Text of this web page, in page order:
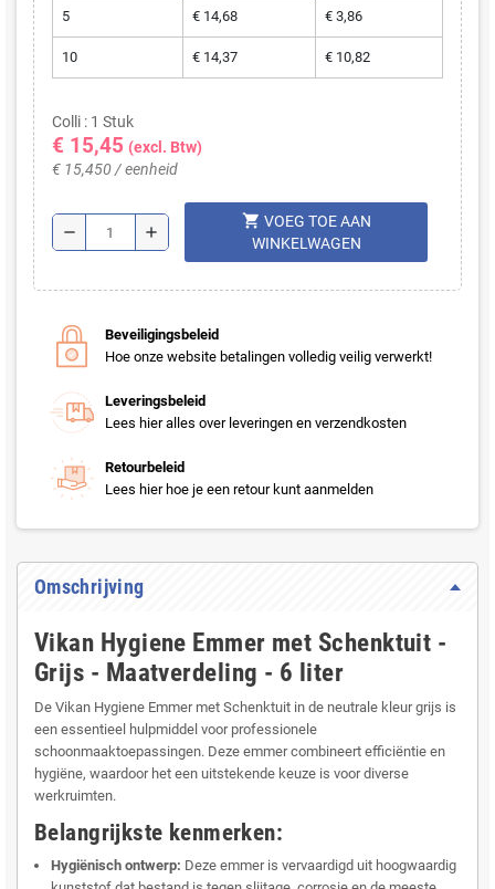
5 € 14,68 € 3,86
10 € 14,37 € 10,82
Colli : 1 Stuk
€ 15,45 (excl. Btw)
€ 15,450 / eenheid
remove add
shopping_cart VOEG TOE AAN
WINKELWAGEN
Beveiligingsbeleid
Hoe onze website betalingen volledig veilig verwerkt!
Leveringsbeleid
Lees hier alles over leveringen en verzendkosten
Retourbeleid
Lees hier hoe je een retour kunt aanmelden
Omschrijving
Vikan Hygiene Emmer met Schenktuit -
Grijs - Maatverdeling - 6 liter
De Vikan Hygiene Emmer met Schenktuit in de neutrale kleur grijs is
een essentieel hulpmiddel voor professionele
schoonmaaktoepassingen. Deze emmer combineert efficiëntie en
hygiëne, waardoor het een uitstekende keuze is voor diverse
werkruimten.
Belangrijkste kenmerken:
Hygiënisch ontwerp: Deze emmer is vervaardigd uit hoogwaardig